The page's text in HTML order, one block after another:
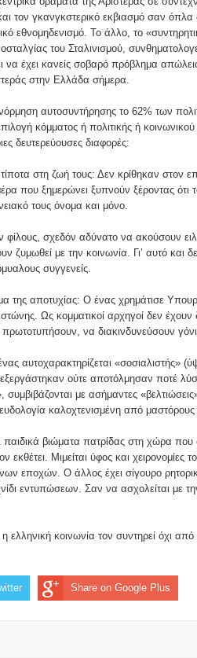
του Επιμορφωτικού στο
ΓΟΝΕΩΝ
τον γκανγκστερικό εκβιασμό σαν
εθνομηδενισμό. Το άλλο, το
του Σταλινισμού,
να έχει κανείς σοβαρό πρόβλημα
στην Ελλάδα σήμερα.
αυτοσυντήρησης το 62% των
κόμματος ή πολιτικής ή
δευτερεύουσες διαφορές:
στη ζωή τους: Δεν κρίθηκαν στον
που ξημερώνει ξυπνούν ξέροντας
τους όνομα και μόνο.
σχεδόν αδύνατο να ακούσουν
ζυμωθεί με την κοινωνία. Γι’ αυτό και
συγγενείς.
της αποτυχίας: Ο ένας χρημάτισε
Ως κομματικοί αρχηγοί δεν έχουν
να διακινδυνεύσουν
αυτοχαρακτηρίζεται «σοσιαλιστής»
ούτε αποτόλμησαν ποτέ
με ασήμαντες
καλοχτενισμένη από
βιώματα πατρίδας στη χώρα που
Μιμείται ύφος και χειρονομίες
εποχών. Ο άλλος έχει σίγουρο
εντυπώσεων. Σαν να ασχολείται με
η ελληνική κοινωνία τον συντηρεί όχι
Share on Google Plus